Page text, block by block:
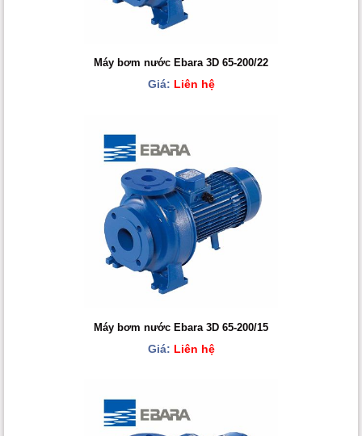
Máy bơm nước Ebara 3D 65-200/22
Giá: Liên hệ
Máy bơm nước Ebara 3D 65-200/15
Giá: Liên hệ